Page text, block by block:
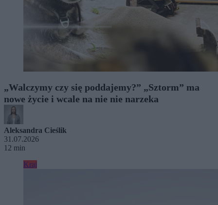
„Walczymy czy się poddajemy?” „Sztorm” ma
nowe życie i wcale na nie nie narzeka
Aleksandra Cieślik
31.07.2026
12 min
Kraj